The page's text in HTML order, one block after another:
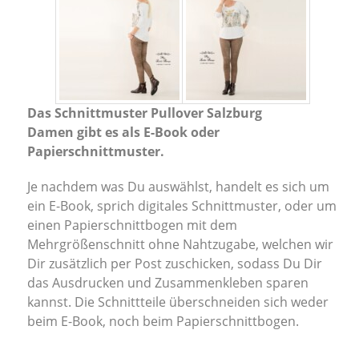
Das Schnittmuster Pullover Salzburg
Damen gibt es als E-Book oder
Papierschnittmuster.
Je nachdem was Du auswählst, handelt es sich um
ein E-Book, sprich digitales Schnittmuster, oder um
einen Papierschnittbogen mit dem
Mehrgrößenschnitt ohne Nahtzugabe, welchen wir
Dir zusätzlich per Post zuschicken, sodass Du Dir
das Ausdrucken und Zusammenkleben sparen
kannst. Die Schnittteile überschneiden sich weder
beim E-Book, noch beim Papierschnittbogen.